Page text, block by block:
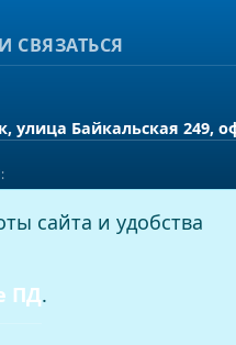
СВЯЗАТЬСЯ
улица Байкальская 249,
сайта и удобства
ПД.